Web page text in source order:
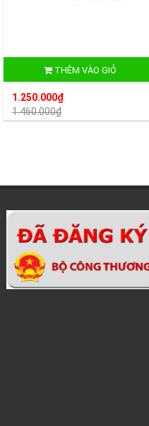
THÊM VÀO GIỎ
1.250.000₫
1.460.000₫